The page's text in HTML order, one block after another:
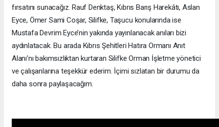
fırsatını sunacağız. Rauf Denktaş, Kıbrıs Barış Harekâtı, Aslan
Eyce, Ömer Sami Coşar, Silifke, Taşucu konularında ise
Mustafa Devrim Eyce’nin yakında yayınlanacak anıları bizi
aydınlatacak. Bu arada Kıbrıs Şehitleri Hatıra Ormanı Anıt
Alanı’nı bakımsızlıktan kurtaran Silifke Orman İşletme yönetici
ve çalışanlarına teşekkür ederim. İçimi sızlatan bir durumu da
daha sonra paylaşacağım.